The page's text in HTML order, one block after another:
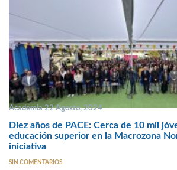
Academia 22 Agosto, 2024
Diez años de PACE: Cerca de 10 mil
educación superior en la Macrozona
iniciativa
SIN COMENTARIOS